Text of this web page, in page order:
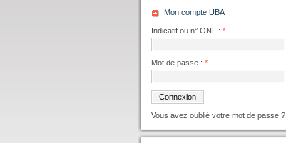
Mon compte UBA
Indicatif ou n° ONL : *
Mot de passe : *
Vous avez oublié votre mot de passe ?